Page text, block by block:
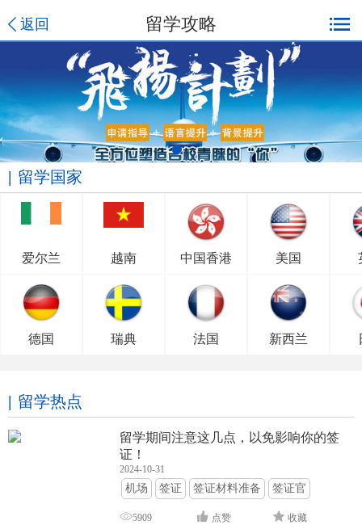
返回 留学攻略
留学国家
爱尔兰 越南 中国香港 美国
德国 瑞典 法国 新西兰
留学热点
留学期间注意这几点，以免影响你的签
证！
2024-10-31
机场 签证 签证材料准备 签证官
签证面试 签证申请攻略
5909 点赞 收藏